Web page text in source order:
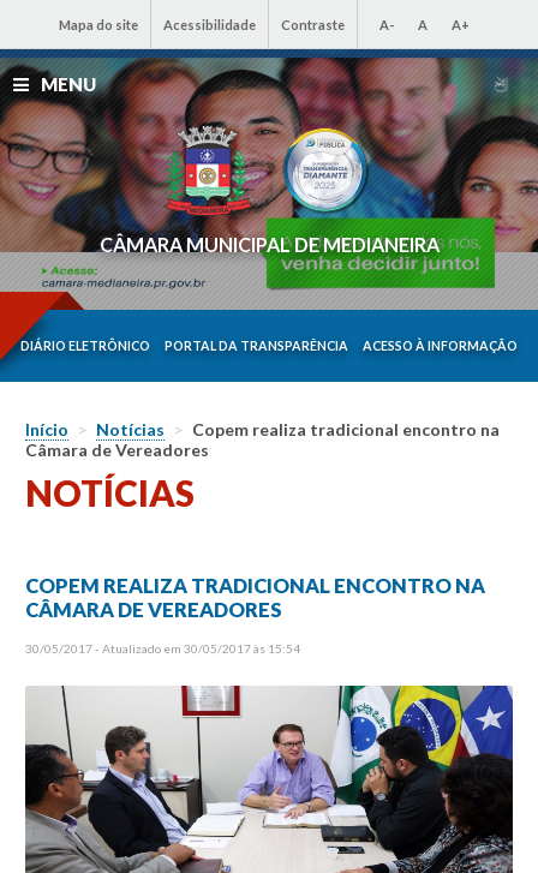
Mapa do site Acessibilidade Contraste A- A A+
MENU
CÂMARA MUNICIPAL DE MEDIANEIRA
DIÁRIO ELETRÔNICO PORTAL DA TRANSPARÊNCIA ACESSO À INFORMAÇÃO
Início > Notícias > Copem realiza tradicional encontro na
Câmara de Vereadores
NOTÍCIAS
COPEM REALIZA TRADICIONAL ENCONTRO NA
CÂMARA DE VEREADORES
30/05/2017 - Atualizado em 30/05/2017 às 15:54